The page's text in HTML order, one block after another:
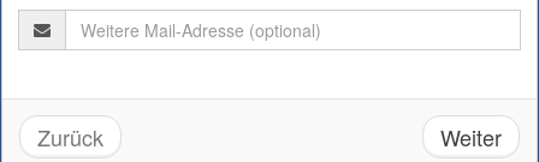
Zurück Weiter